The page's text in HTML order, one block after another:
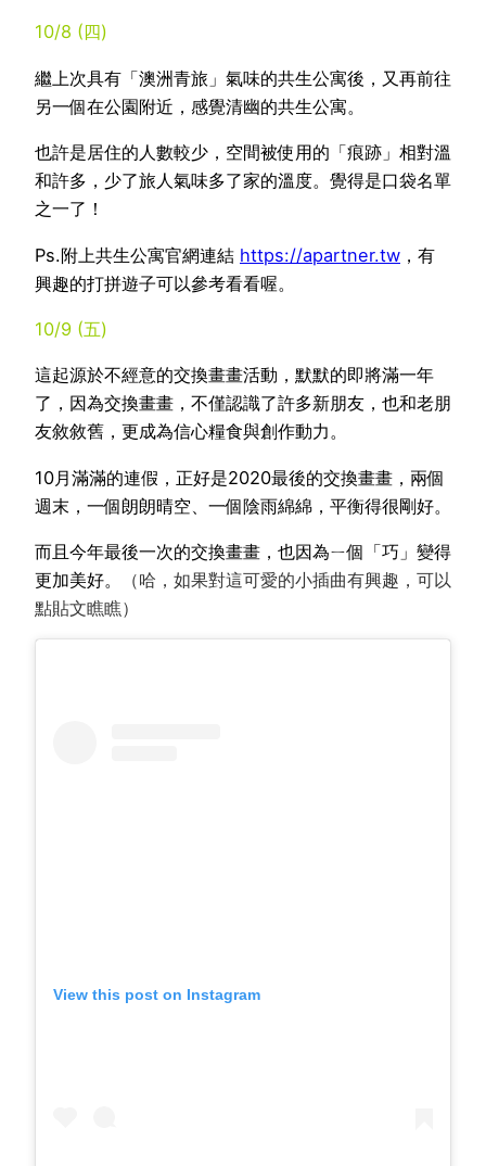
10/8 (四)
繼上次具有「澳洲青旅」氣味的共生公寓後，又再前往
另一個在公園附近，感覺清幽的共生公寓。
也許是居住的人數較少，空間被使用的「痕跡」相對溫
和許多，少了旅人氣味多了家的溫度。覺得是口袋名單
之一了！
Ps.附上共生公寓官網連結 https://apartner.tw ，有
興趣的打拼遊子可以參考看看喔。
10/9 (五)
這起源於不經意的交換畫畫活動，默默的即將滿一年
了，因為交換畫畫，不僅認識了許多新朋友，也和老朋
友敘敘舊，更成為信心糧食與創作動力。
10月滿滿的連假，正好是2020最後的交換畫畫，兩個
週末，一個朗朗晴空、一個陰雨綿綿，平衡得很剛好。
而且今年最後一次的交換畫畫，也因為ㄧ個「巧」變得
更加美好。
（哈，如果對這可愛的小插曲有興趣，可以
點貼文瞧瞧）
View this post on Instagram